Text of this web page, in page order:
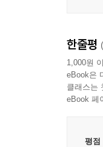
한줄평
1,000원
eBook은
클래스는
eBook 페
평점